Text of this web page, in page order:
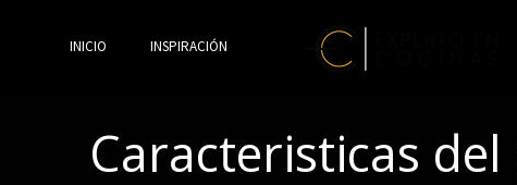
INICIO INSPIRACIÓN
Caracteristicas